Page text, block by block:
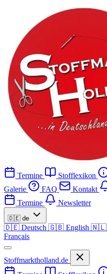
Termine Stofflexikon
Galerie
FAQ Kontakt
Termine
Newsletter
🇩🇪 de
🇩🇪 Deutsch 🇬🇧 English 🇳🇱
Français
Stoffmarktholland.de